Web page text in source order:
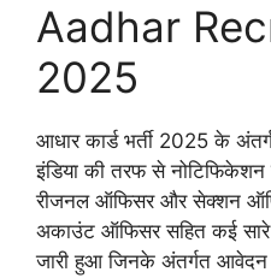
Aadhar
2025
आधार कार्ड भर्ती 2025 के
इंडिया की तरफ से
रीजनल ऑफिसर और सेक्शन
अकाउंट ऑफिसर सहित कई सारे
जारी हुआ जिनके अंतर्गत आवेदन